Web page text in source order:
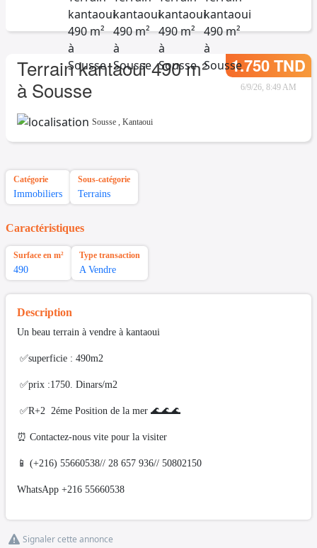
Terrain kantaoui 490 m²
à Sousse
1.750 TND
6/9/26, 8:49 AM
Sousse , Kantaoui
Catégorie
Immobiliers
Sous-catégorie
Terrains
Caractéristiques
Surface en m²
490
Type transaction
A Vendre
Description
Un beau terrain à vendre à kantaoui
✅superficie : 490m2
✅prix :1750. Dinars/m2
✅R+2 2éme Position de la mer 🌊🌊🌊
⏰ Contactez-nous vite pour la visiter
📱 (+216) 55660538// 28 657 936// 50802150
WhatsApp +216 55660538
Signaler cette annonce